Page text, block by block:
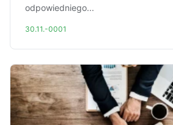
odpowiedniego...
30.11.-0001